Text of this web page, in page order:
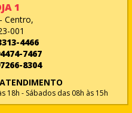
1
Centro,
001
4466
7467
8304
18h - Sábados das 08h às 15h